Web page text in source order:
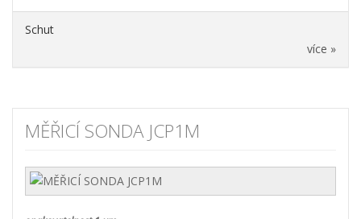
Schut
více »
MĚŘICÍ SONDA JCP1M